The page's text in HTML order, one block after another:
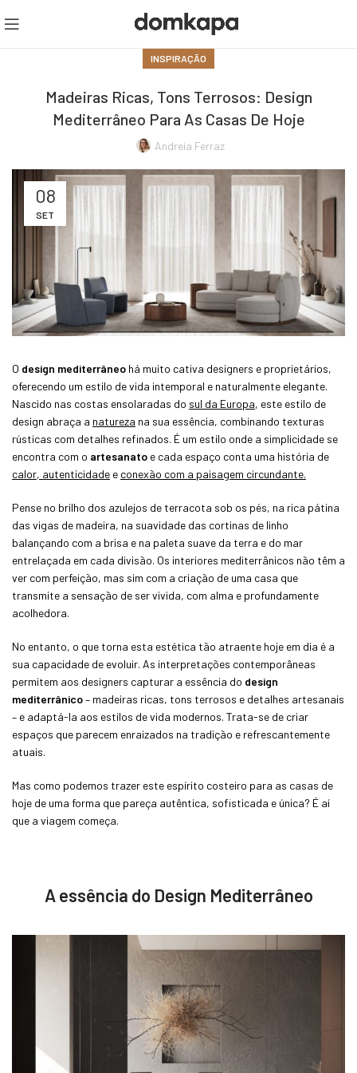
INSPIRAÇÃO
Madeiras Ricas, Tons Terrosos: Design
Mediterrâneo Para As Casas De Hoje
Andreia Ferraz
08
SET
O design mediterrâneo há muito cativa designers e proprietários,
oferecendo um estilo de vida intemporal e naturalmente elegante.
Nascido nas costas ensolaradas do sul da Europa, este estilo de
design abraça a natureza na sua essência, combinando texturas
rústicas com detalhes refinados. É um estilo onde a simplicidade se
encontra com o artesanato e cada espaço conta uma história de
calor, autenticidade e conexão com a paisagem circundante.
Pense no brilho dos azulejos de terracota sob os pés, na rica pátina
das vigas de madeira, na suavidade das cortinas de linho
balançando com a brisa e na paleta suave da terra e do mar
entrelaçada em cada divisão. Os interiores mediterrânicos não têm a
ver com perfeição, mas sim com a criação de uma casa que
transmite a sensação de ser vivida, com alma e profundamente
acolhedora.
No entanto, o que torna esta estética tão atraente hoje em dia é a
sua capacidade de evoluir. As interpretações contemporâneas
permitem aos designers capturar a essência do design
mediterrânico– madeiras ricas, tons terrosos e detalhes artesanais
– e adaptá-la aos estilos de vida modernos. Trata-se de criar
espaços que parecem enraizados na tradição e refrescantemente
atuais.
Mas como podemos trazer este espírito costeiro para as casas de
hoje de uma forma que pareça autêntica, sofisticada e única? É aí
que a viagem começa.
A essência do Design Mediterrâneo